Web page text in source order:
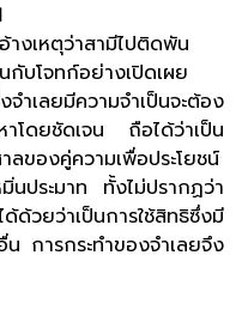
งเหตุว่าสามีไปติดพัน
บโจทก์อย่างเปิดเผย
เลยมีความจำเป็นจะต้อง
าโดยชัดเจน ถือได้ว่าเป็น
ลของคู่ความเพื่อประโยชน์
ประมาท ทั้งไม่ปรากฏว่า
ด้วยว่าเป็นการใช้สิทธิซึ่งมี
น การกระทำของจำเลยจึง